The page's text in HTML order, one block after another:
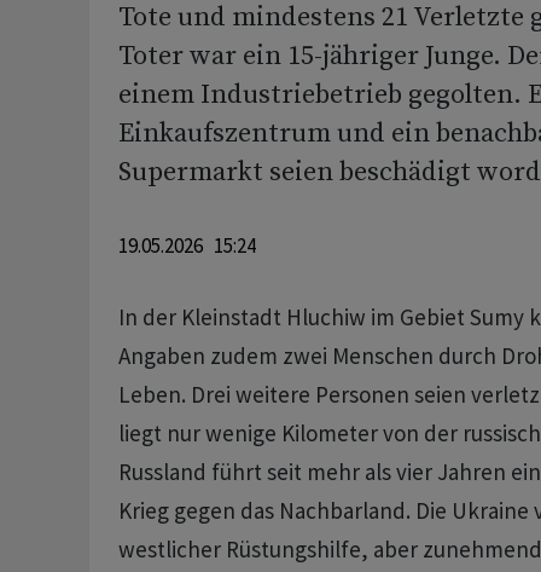
Tote und mindestens 21 Verletzte
Toter war ein 15-jähriger Junge.
einem Industriebetrieb gegolten.
Einkaufszentrum und ein
Supermarkt seien beschädigt
19.05.2026 15:24
In der Kleinstadt Hluchiw im Gebiet Sumy
Angaben zudem zwei Menschen durch
Leben. Drei weitere Personen seien
liegt nur wenige Kilometer von der
Russland führt seit mehr als vier Jahren
Krieg gegen das Nachbarland. Die
westlicher Rüstungshilfe, aber